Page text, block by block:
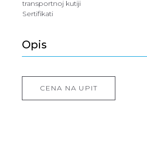
transportnoj kutiji
Sertifikati
Opis
CENA NA UPIT